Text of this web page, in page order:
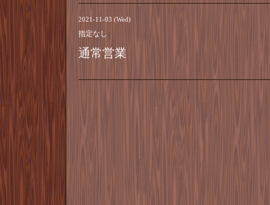
2021-11-03 (Wed)
指定なし
通常営業